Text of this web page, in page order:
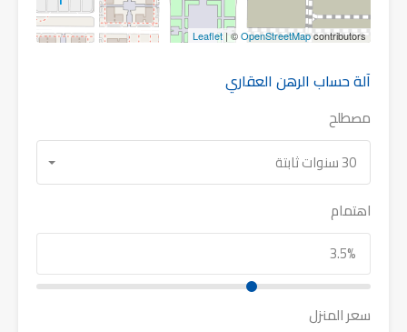
Leaflet | ©OpenStreetMapcontributors
آلة حساب الرهن العقاري
مصطلح
30 سنوات ثابتة
اهتمام
سعر المنزل